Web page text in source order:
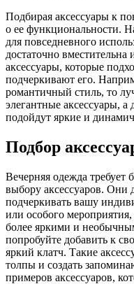
Подбирая аксессуары к
о ее функциональности.
для повседневного
достаточно
аксессуары, которые
подчеркивают его.
романтичный стиль, то
элегантные аксессуары, а
подойдут яркие и
Подбор
Вечерняя одежда требует
выбору аксессуаров.
подчеркивать вашу
или особого
более яркими и
попробуйте добавить к
яркий клатч. Такие
толпы и создать
примеров аксессуаров,